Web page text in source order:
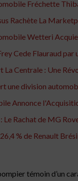
Fréchette
Rachète La
Wetteri
Cede Flauraud
La Centrale : Une
une division
Annonce
Le Rachat de MG
% de Renault
témoin d’un